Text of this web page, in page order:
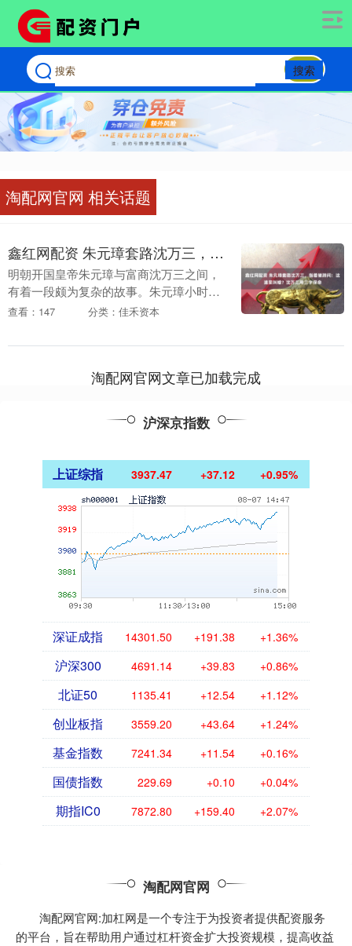
搜索
淘配网官网 相关话题
鑫红网配资 朱元璋套路沈万三，指着猪蹄问：这道菜叫啥？沈万三用三字保命
明朝开国皇帝朱元璋与富商沈万三之间，
有着一段颇为复杂的故事。朱元璋小时候
曾被一些奸诈的富商所欺骗，甚至受到了
厌恶，特别是沈万....
查看：147 分类：佳禾资本
淘配网官网文章已加载完成
沪深京指数
上证综指 3937.47 +37.12 +0.95%
深证成指 14301.50 +191.38 +1.36%
沪深300 4691.14 +39.83 +0.86%
北证50 1135.41 +12.54 +1.12%
创业板指 3559.20 +43.64 +1.24%
基金指数 7241.34 +11.54 +0.16%
国债指数 229.69 +0.10 +0.04%
期指IC0 7872.80 +159.40 +2.07%
淘配网官网
淘配网官网:加杠网是一个专注于为投资者提供配资服务
的平台，旨在帮助用户通过杠杆资金扩大投资规模，提高收益